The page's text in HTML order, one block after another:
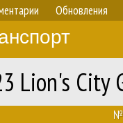
Обновления
Lion's
№